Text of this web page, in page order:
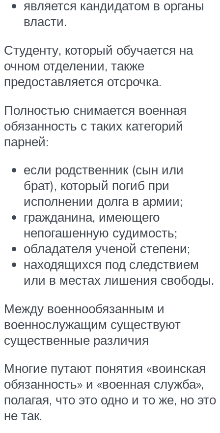
является кандидатом в органы
власти.
Студенту, который обучается на
очном отделении, также
предоставляется отсрочка.
Полностью снимается военная
обязанность с таких категорий
парней:
если родственник (сын или
брат), который погиб при
исполнении долга в армии;
гражданина, имеющего
непогашенную судимость;
обладателя ученой степени;
находящихся под следствием
или в местах лишения свободы.
Между военнообязанным и
военнослужащим существуют
существенные различия
Многие путают понятия «воинская
обязанность» и «военная служба»,
полагая, что это одно и то же, но это
не так.